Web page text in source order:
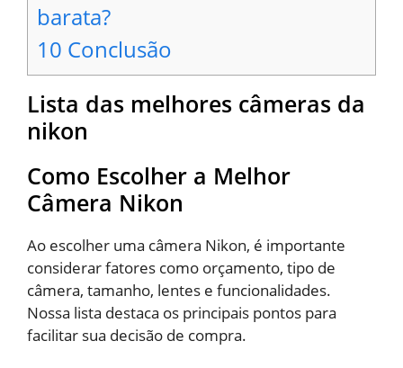
barata?
10 Conclusão
Lista das melhores câmeras da
nikon
Como Escolher a Melhor
Câmera Nikon
Ao escolher uma câmera Nikon, é importante
considerar fatores como orçamento, tipo de
câmera, tamanho, lentes e funcionalidades.
Nossa lista destaca os principais pontos para
facilitar sua decisão de compra.